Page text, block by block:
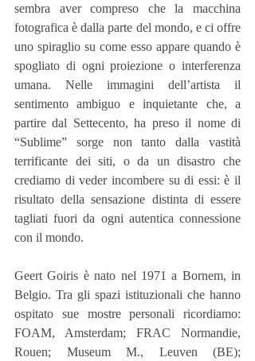
sembra aver compreso che la macchina
fotografica è dalla parte del mondo, e ci offre
uno spiraglio su come esso appare quando è
spogliato di ogni proiezione o interferenza
umana. Nelle immagini dell’artista il
sentimento ambiguo e inquietante che, a
partire dal Settecento, ha preso il nome di
“Sublime” sorge non tanto dalla vastità
terrificante dei siti, o da un disastro che
crediamo di veder incombere su di essi: è il
risultato della sensazione distinta di essere
tagliati fuori da ogni autentica connessione
con il mondo.
Geert Goiris è nato nel 1971 a Bornem, in
Belgio. Tra gli spazi istituzionali che hanno
ospitato sue mostre personali ricordiamo:
FOAM, Amsterdam; FRAC Normandie,
Rouen; Museum M., Leuven (BE);